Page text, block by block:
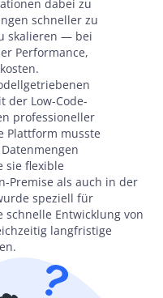
dabei zu
schneller zu
skalieren — bei
Performance,
der Low-Code-
professioneller
Plattform musste
sie flexible
Premise als auch in der
speziell für
Entwicklung von
langfristige